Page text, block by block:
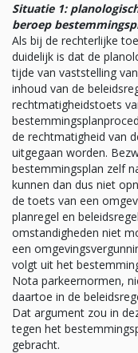
Situatie 1:
beroep
Als bij de rechterlijke
duidelijk is dat de
tijde van vaststelling
inhoud van de
rechtmatigheidstoets
de rechtmatigheid van
uitgegaan worden.
bestemmingsplan zelf
kunnen dan dus niet
de toets van een
planregel en
omstandigheden niet
een
volgt uit het
Nota parkeernormen,
daartoe in de
Dat argument zou in
tegen het
gebracht.